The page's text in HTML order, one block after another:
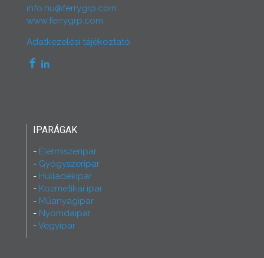
info.hu@ferrygrp.com
www.ferrygrp.com
Adatkezelési tájékoztató
IPARÁGAK
Élelmiszeripar
Gyógyszeripar
Hulladékipar
Kozmetikai ipar
Műanyagipar
Nyomdaipar
Vegyipar